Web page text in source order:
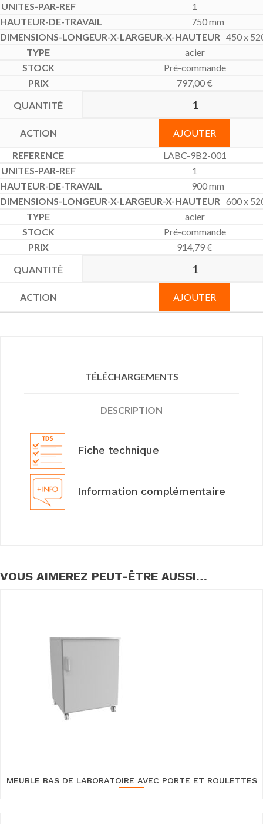
1
750 mm
450 x
acier
Pré-commande
797,00€
AJOUTER
LABC-9B2-001
1
900 mm
600 x
acier
Pré-commande
914,79€
AJOUTER
TÉLÉCHARGEMENTS
DESCRIPTION
Fiche technique
Information complémentaire
VOUS AIMEREZ PEUT-ÊTRE AUSSI…
MEUBLE BAS DE LABORATOIRE AVEC PORTE ET ROULETTES